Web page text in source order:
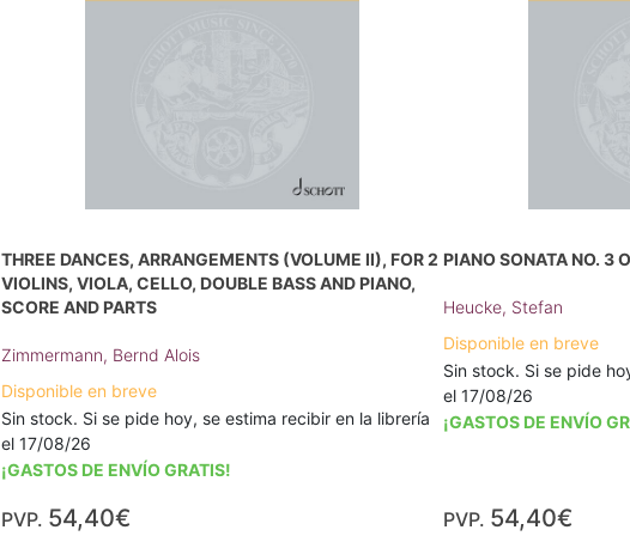
THREE DANCES, ARRANGEMENTS (VOLUME II), FOR 2
VIOLINS, VIOLA, CELLO, DOUBLE BASS AND PIANO,
SCORE AND PARTS
Zimmermann, Bernd Alois
Disponible en breve
Sin stock. Si se pide hoy, se estima recibir en la librería
el 17/08/26
¡GASTOS DE ENVÍO GRATIS!
PVP. 54,40€
PIANO SONATA NO. 3
Heucke, Stefan
Disponible en breve
Sin stock. Si se pide
el 17/08/26
¡GASTOS DE ENVÍO
PVP. 54,40€